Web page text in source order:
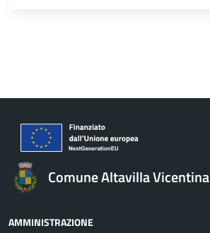
Comune Altavilla Vicentina
AMMINISTRAZIONE